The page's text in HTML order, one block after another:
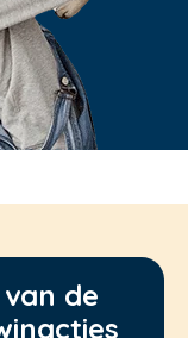
de